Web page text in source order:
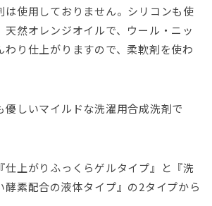
は使用しておりません。シリコンも使
天然オレンジオイルで、ウール・ニッ
わり仕上がりますので、柔軟剤を使わ
優しいマイルドな洗濯用合成洗剤で
仕上がりふっくらゲルタイプ』と『洗
酵素配合の液体タイプ』の2タイプから